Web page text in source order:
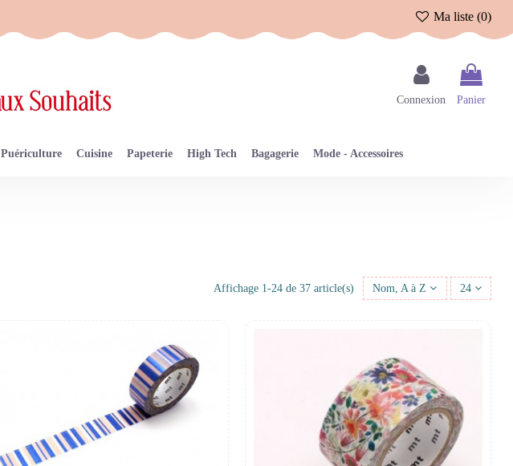
Ma liste (0)
Connexion Panier
Puériculture Cuisine Papeterie High Tech Bagagerie Mode - Accessoires
Affichage 1-24 de 37 article(s) Nom, A à Z 24